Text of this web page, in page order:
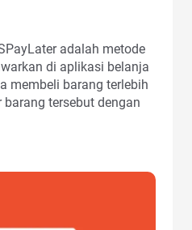
adalah metode
di aplikasi belanja
membeli barang terlebih
tersebut dengan